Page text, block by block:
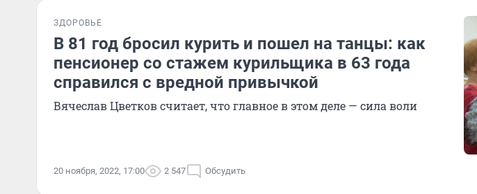
ЗДОРОВЬЕ
В 81 год бросил курить и пошел на танцы: как
пенсионер со стажем курильщика в 63 года
справился с вредной привычкой
Вячеслав Цветков считает, что главное в этом деле — сила воли
20 ноября, 2022, 17:00 2 547 Обсудить